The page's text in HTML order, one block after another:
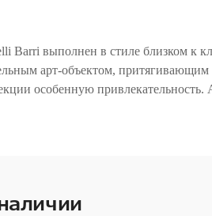
Barri выполнен в стиле близком к
арт-объектом, притягивающим
особенную
Окрашивание и декорирование
ромбовидной